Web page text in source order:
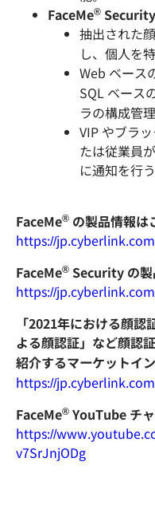
FaceMe®
抽出された
し、個人を特
Web ベース
SQL ベース
ラの構成管
VIP やブラ
たは従業員
に通知を行
FaceMe® の製品情報は
https://
FaceMe® Security の製
https://
「2021年における顔
よる顔認証」など顔認
紹介するマーケットイ
https://
FaceMe® YouTube チ
https://
v7SrJnjODg